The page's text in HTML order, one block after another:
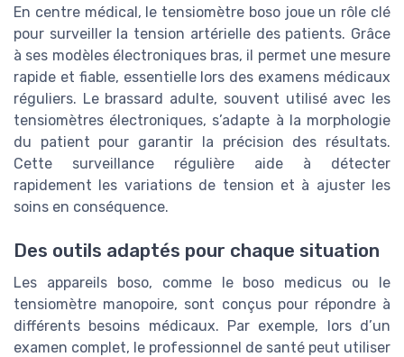
En centre médical, le tensiomètre boso joue un rôle clé
pour surveiller la tension artérielle des patients. Grâce
à ses modèles électroniques bras, il permet une mesure
rapide et fiable, essentielle lors des examens médicaux
réguliers. Le brassard adulte, souvent utilisé avec les
tensiomètres électroniques, s’adapte à la morphologie
du patient pour garantir la précision des résultats.
Cette surveillance régulière aide à détecter
rapidement les variations de tension et à ajuster les
soins en conséquence.
Des outils adaptés pour chaque situation
Les appareils boso, comme le boso medicus ou le
tensiomètre manopoire, sont conçus pour répondre à
différents besoins médicaux. Par exemple, lors d’un
examen complet, le professionnel de santé peut utiliser